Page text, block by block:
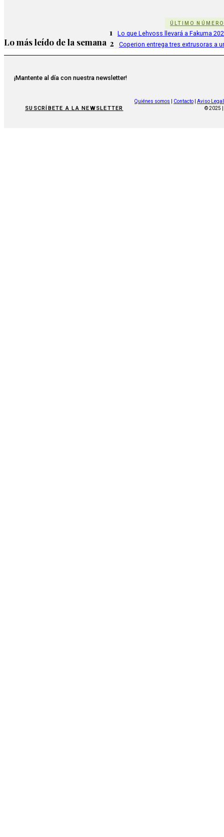
ÚLTIMO NÚMERO
Lo más leído de la semana
1 Lo que Lehvoss llevará a Fakuma
2 Coperion entrega tres extrusoras a
¡Mantente al día con nuestra newsletter!
SUSCRÍBETE A LA NEWSLETTER
Quiénes somos Contacto
Aviso Legal
© 2025